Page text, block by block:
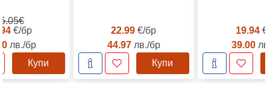
€/бр
лв./бр
Купи
22.99€/бр
44.97 лв./бр
Купи
19.94
39.00